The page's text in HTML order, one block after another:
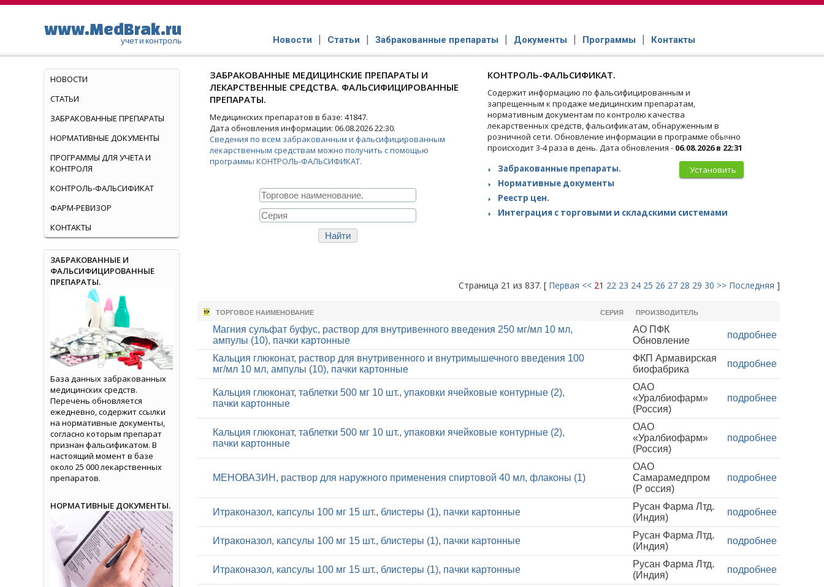
www.MedBrak.ru
учет и контроль Новости Статьи Забракованные препараты Документы Программы Контакты
ЗАБРАКОВАННЫЕ МЕДИЦИНСКИЕ ПРЕПАРАТЫ И
ЛЕКАРСТВЕННЫЕ СРЕДСТВА. ФАЛЬСИФИЦИРОВАННЫЕ
ПРЕПАРАТЫ.
Медицинских препаратов в базе: 41847.
Дата обновления информации: 06.08.2026 22:30.
Сведения по всем забракованным и фальсифицированным
лекарственным средствам можно получить с помощью
программы КОНТРОЛЬ-ФАЛЬСИФИКАТ.
КОНТРОЛЬ-ФАЛЬСИФИКАТ.
Содержит информацию по фальсифицированным и
запрещенным к продаже медицинским препаратам,
нормативным документам по контролю качества
лекарственных средств, фальсификатам, обнаруженным в
розничной сети. Обновление информации в программе обычно
происходит 3-4 раза в день. Дата обновления - 06.08.2026 в 22:31
Установить
Забракованные препараты.
Нормативные документы
Реестр цен.
Интеграция с торговыми и складскими системами
Страница 21 из 837. [ Первая << 21 22 23 24 25 26 27 28 29 30 >> Последняя ]
ТОРГОВОЕ НАИМЕНОВАНИЕ СЕРИЯ ПРОИЗВОДИТЕЛЬ
Магния сульфат буфус, раствор для внутривенного введения 250 мг/мл 10 мл,
ампулы (10), пачки картонные
АО ПФК
Обновление
подробнее
Кальция глюконат, раствор для внутривенного и внутримышечного введения 100
мг/мл 10 мл, ампулы (10), пачки картонные
ФКП Армавирская
биофабрика
подробнее
Кальция глюконат, таблетки 500 мг 10 шт., упаковки ячейковые контурные (2),
пачки картонные
ОАО
«Уралбиофарм»
(Россия)
подробнее
Кальция глюконат, таблетки 500 мг 10 шт., упаковки ячейковые контурные (2),
пачки картонные
ОАО
«Уралбиофарм»
(Россия)
подробнее
МЕНОВАЗИН, раствор для наружного применения спиртовой 40 мл, флаконы (1)
ОАО
Самарамедпром
(Р оссия)
подробнее
Итраконазол, капсулы 100 мг 15 шт., блистеры (1), пачки картонные
Русан Фарма Лтд.
(Индия)
подробнее
Итраконазол, капсулы 100 мг 15 шт., блистеры (1), пачки картонные
Русан Фарма Лтд.
(Индия)
подробнее
Итраконазол, капсулы 100 мг 15 шт., блистеры (1), пачки картонные
Русан Фарма Лтд.
(Индия)
подробнее
НОВОСТИ
СТАТЬИ
ЗАБРАКОВАННЫЕ ПРЕПАРАТЫ
НОРМАТИВНЫЕ ДОКУМЕНТЫ
ПРОГРАММЫ ДЛЯ УЧЕТА И
КОНТРОЛЯ
КОНТРОЛЬ-ФАЛЬСИФИКАТ
ФАРМ-РЕВИЗОР
КОНТАКТЫ
ЗАБРАКОВАННЫЕ И
ФАЛЬСИФИЦИРОВАННЫЕ
ПРЕПАРАТЫ.
База данных забракованных
медицинских средств.
Перечень обновляется
ежедневно, содержит ссылки
на нормативные документы,
согласно которым препарат
признан фальсификатом. В
настоящий момент в базе
около 25 000 лекарственных
препаратов.
НОРМАТИВНЫЕ ДОКУМЕНТЫ.